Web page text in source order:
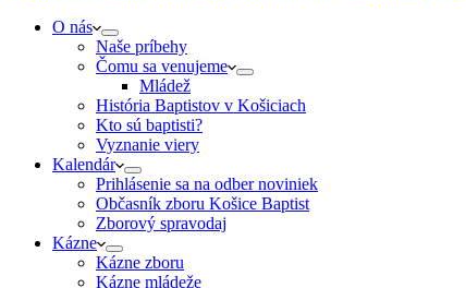
O nás
Naše príbehy
Čomu sa venujeme
Mládež
História Baptistov v Košiciach
Kto sú baptisti?
Vyznanie viery
Kalendár
Prihlásenie sa na odber noviniek
Občasník zboru Košice Baptist
Zborový spravodaj
Kázne
Kázne zboru
Kázne mládeže